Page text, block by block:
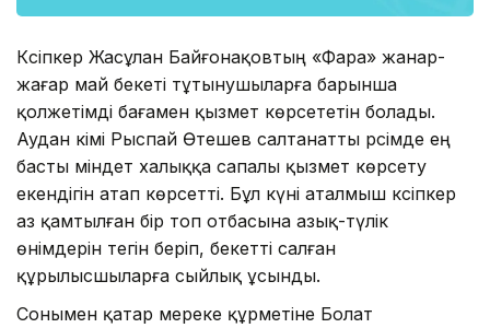
Кәсіпкер Жасұлан Байғонақовтың «Фара» жанар-
жағар май бекеті тұтынушыларға барынша
қолжетімді бағамен қызмет көрсететін болады.
Аудан әкімі Рыспай Өтешев салтанатты рәсімде ең
басты міндет халыққа сапалы қызмет көрсету
екендігін атап көрсетті. Бұл күні аталмыш кәсіпкер
аз қамтылған бір топ отбасына азық-түлік
өнімдерін тегін беріп, бекетті салған
құрылысшыларға сыйлық ұсынды.
Сонымен қатар мереке құрметіне Болат